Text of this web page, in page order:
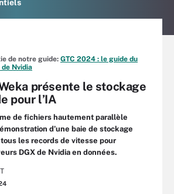
de notre guide: GTC 2024 : le guide du
Nvidia
présente le stockage
pour l’IA
de fichiers hautement parallèle
d’une baie de stockage
les records de vitesse pour
DGX de Nvidia en données.